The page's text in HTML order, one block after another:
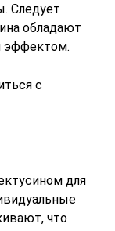
Следует
обладают
эффектом.
с
для
что